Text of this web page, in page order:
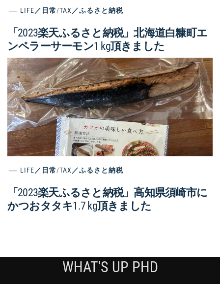
LIFE／日常/TAX／ふるさと納税
「2023楽天ふるさと納税」北海道白糠町エ
ンペラーサーモン1 kg頂きました
LIFE／日常/TAX／ふるさと納税
「2023楽天ふるさと納税」高知県須崎市に
かつおタタキ1.7 kg頂きました
WHAT'S UP PHD